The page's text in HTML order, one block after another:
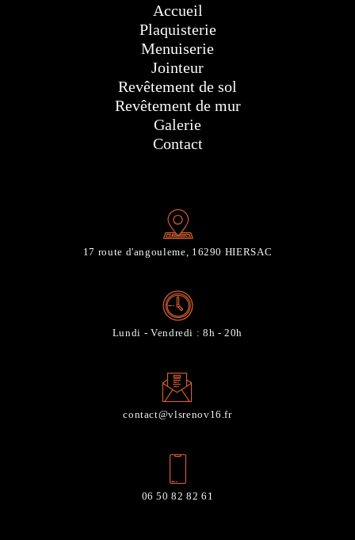
Accueil
Plaquisterie
Menuiserie
Jointeur
Revêtement de sol
Revêtement de mur
Galerie
Contact
17 route d'angouleme, 16290 HIERSAC
Lundi - Vendredi : 8h - 20h
contact@vlsrenov16.fr
06 50 82 82 61